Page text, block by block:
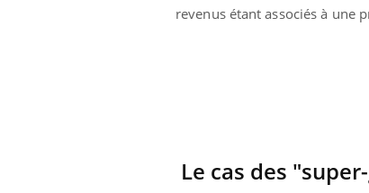
revenus étant associés à une
Le cas des